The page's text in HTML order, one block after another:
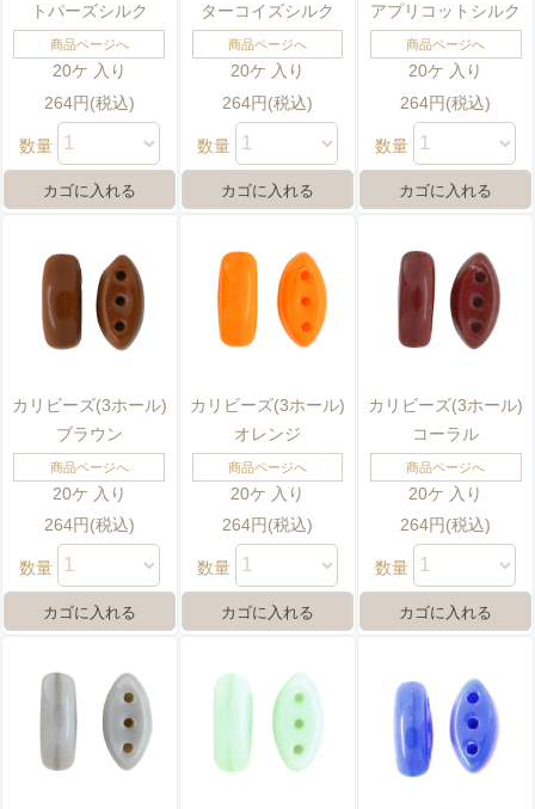
トパーズシルク
商品ページへ
20ケ 入り
264円(税込)
数量
ターコイズシルク
商品ページへ
20ケ 入り
264円(税込)
数量
アプリコットシルク
商品ページへ
20ケ 入り
264円(税込)
数量
カリビーズ(3ホール)
ブラウン
商品ページへ
20ケ 入り
264円(税込)
数量
カリビーズ(3ホール)
オレンジ
商品ページへ
20ケ 入り
264円(税込)
数量
カリビーズ(3ホール)
コーラル
商品ページへ
20ケ 入り
264円(税込)
数量